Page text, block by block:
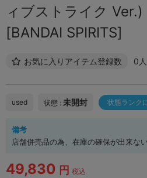
ィブストライク Ver.)
[BANDAI SPIRITS]
お気に入りアイテム登録数 0人
used 状態 : 未開封 状態ランク
備考
店舗併売品の為、在庫の確保が出来な
49,830 円 税込